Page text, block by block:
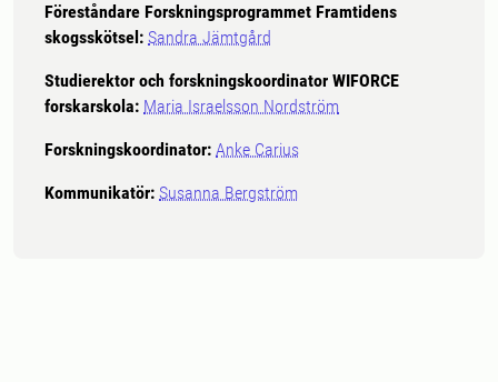
Föreståndare Forskningsprogrammet Framtidens
skogsskötsel: Sandra Jämtgård
Studierektor och forskningskoordinator WIFORCE
forskarskola: Maria Israelsson Nordström
Forskningskoordinator: Anke Carius
Kommunikatör: Susanna Bergström